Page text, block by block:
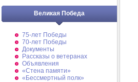
Великая Победа
75-лет Победы
70-лет Победы
Документы
Рассказы о ветеранах
Объявления
«Стена памяти»
«Бессмертный полк»